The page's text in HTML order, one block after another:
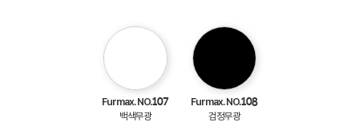
Furmax. NO.107
백색무광
Furmax. NO.108
검정무광